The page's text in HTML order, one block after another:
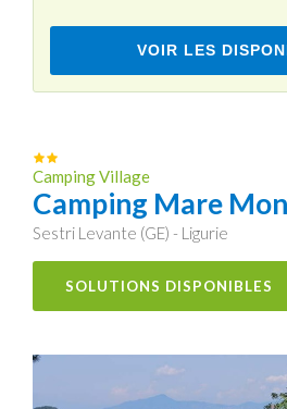
VOIR LES
Camping Village
Camping Mare
Sestri Levante (GE) - Ligurie
SOLUTIONS DISPONIBLES